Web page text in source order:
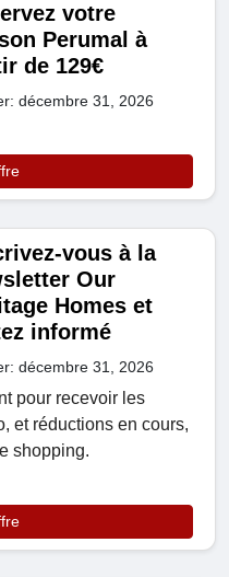
votre
Perumal à
de 129€
décembre 31, 2026
vous à la
Our
Homes et
informé
décembre 31, 2026
pour recevoir les
et réductions en cours,
shopping.